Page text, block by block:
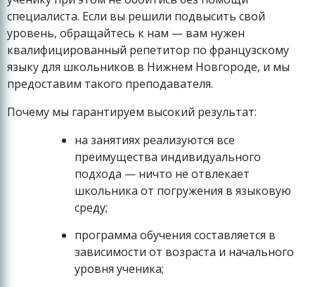
специалиста. Если вы решили подвысить свой
уровень, обращайтесь к нам — вам нужен
квалифицированный репетитор по французскому
языку для школьников в Нижнем Новгороде, и мы
предоставим такого преподавателя.
Почему мы гарантируем высокий результат:
на занятиях реализуются все
преимущества индивидуального
подхода — ничто не отвлекает
школьника от погружения в языковую
среду;
программа обучения составляется в
зависимости от возраста и начального
уровня ученика;